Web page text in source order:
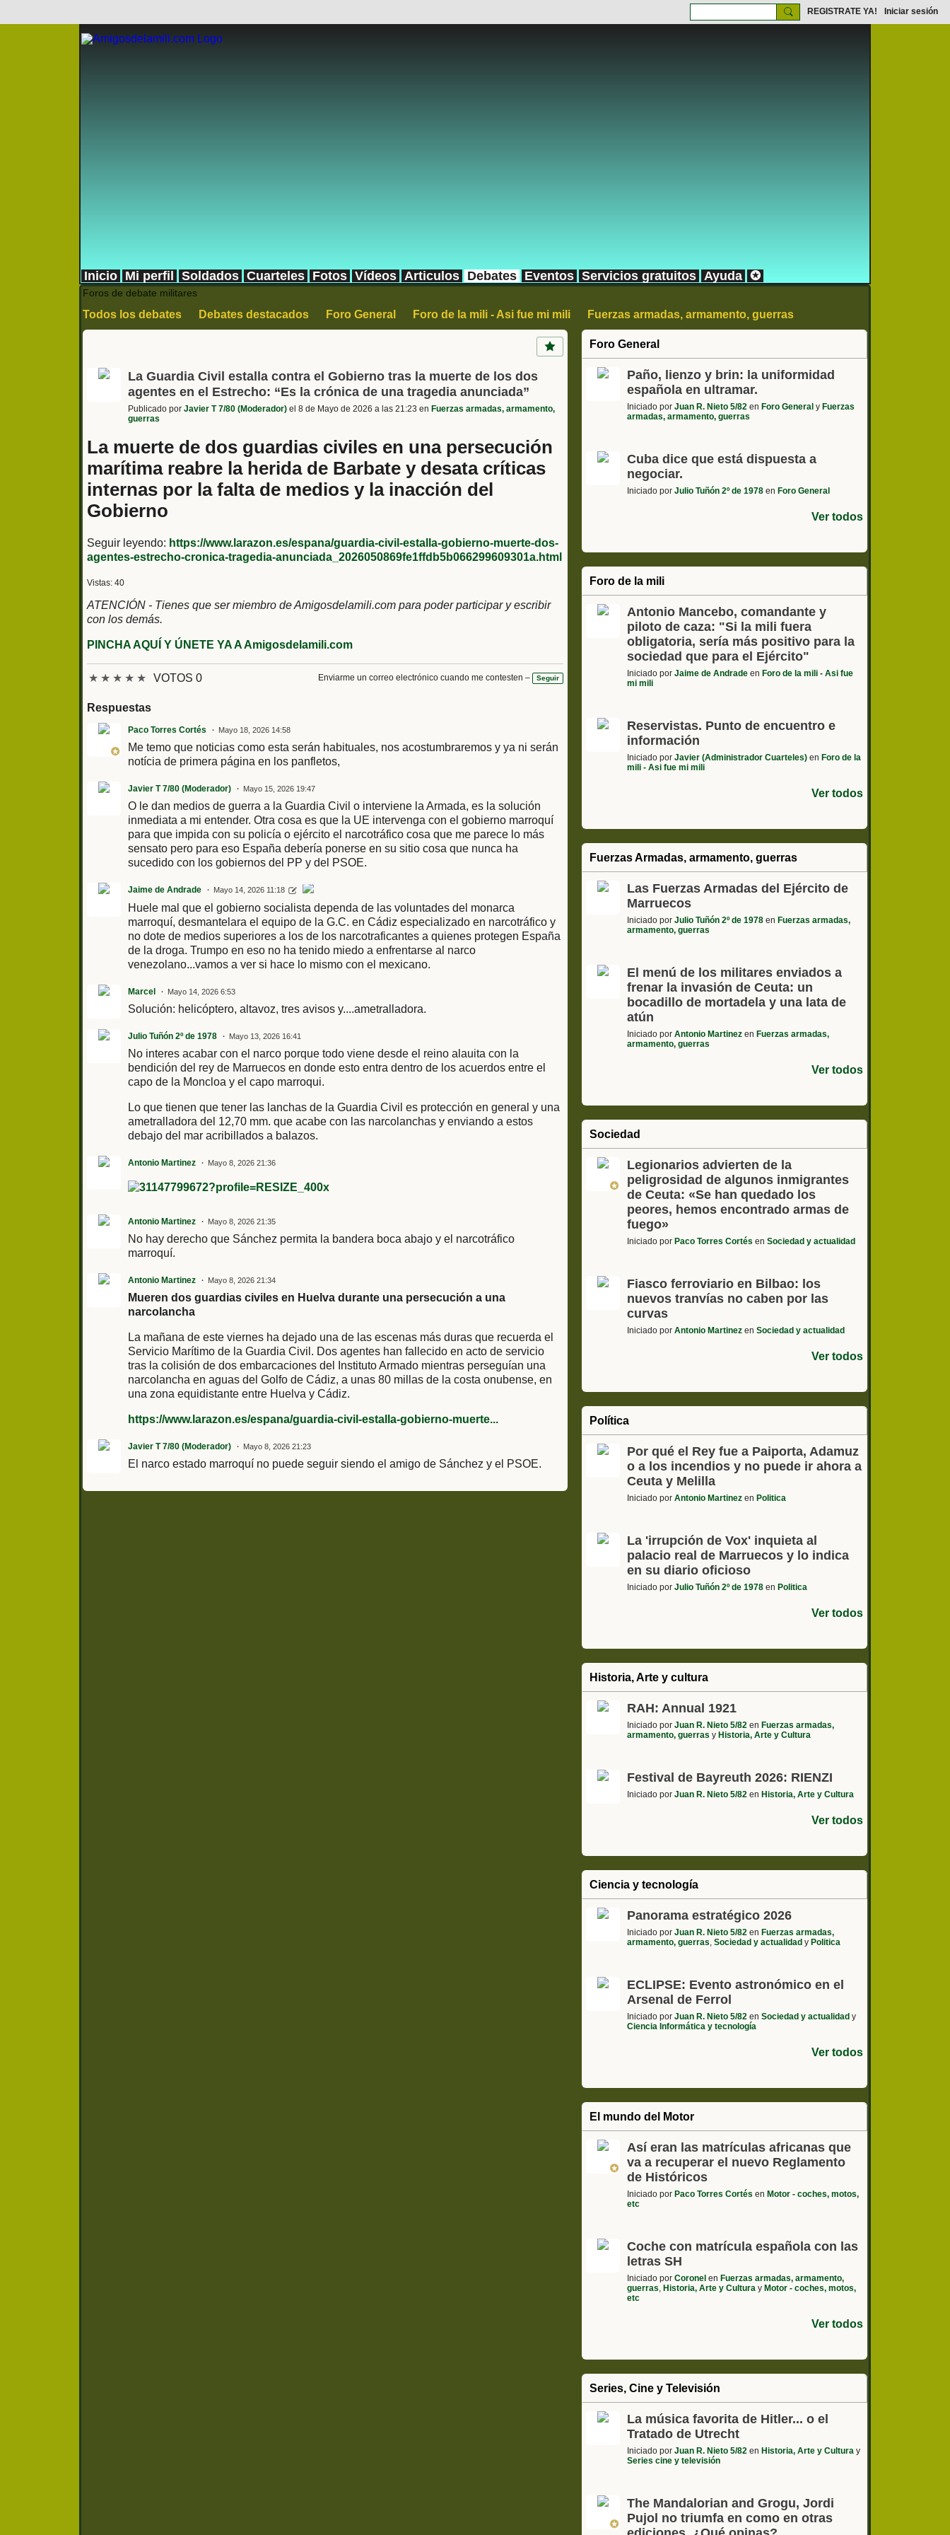
REGISTRATE YA! Iniciar sesión
Inicio Mi perfil Soldados Cuarteles Fotos Vídeos Articulos Debates Eventos Servicios gratuitos Ayuda ✪
Foros de debate militares
Todos los debates Debates destacados Foro General Foro de la mili - Asi fue mi mili
Fuerzas armadas, armamento, guerras
Sociedad y actualidad
Ciencia Informática y tecnología
Motor - coches, motos, etc
Cajon de sastre, Humor, Curiosidades
La Guardia Civil estalla contra el Gobierno tras la muerte de los dos
agentes en el Estrecho: “Es la crónica de una tragedia anunciada”
Publicado por Javier T 7/80 (Moderador) el 8 de Mayo de 2026 a las 21:23 en Fuerzas armadas, armamento,
guerras
La muerte de dos guardias civiles en una persecución
marítima reabre la herida de Barbate y desata críticas
internas por la falta de medios y la inacción del
Gobierno
Seguir leyendo: https://www.larazon.es/espana/guardia-civil-estalla-gobierno-muerte-dos-
agentes-estrecho-cronica-tragedia-anunciada_2026050869fe1ffdb5b066299609301a.html
Vistas: 40
ATENCIÓN - Tienes que ser miembro de Amigosdelamili.com para poder participar y escribir
con los demás.
PINCHA AQUÍ Y ÚNETE YA A Amigosdelamili.com
★ ★ ★ ★ ★ VOTOS 0 Enviarme un correo electrónico cuando me contesten – Seguir
Respuestas
Paco Torres Cortés Mayo 18, 2026 14:58
Me temo que noticias como esta serán habituales, nos acostumbraremos y ya ni serán
notícia de primera página en los panfletos,
Javier T 7/80 (Moderador) Mayo 15, 2026 19:47
O le dan medios de guerra a la Guardia Civil o interviene la Armada, es la solución
inmediata a mi entender. Otra cosa es que la UE intervenga con el gobierno marroquí
para que impida con su policía o ejército el narcotráfico cosa que me parece lo más
sensato pero para eso España debería ponerse en su sitio cosa que nunca ha
sucedido con los gobiernos del PP y del PSOE.
Jaime de Andrade Mayo 14, 2026 11:18
Huele mal que el gobierno socialista dependa de las voluntades del monarca
marroquí, desmantelara el equipo de la G.C. en Cádiz especializado en narcotráfico y
no dote de medios superiores a los de los narcotraficantes a quienes protegen España
de la droga. Trumpo en eso no ha tenido miedo a enfrentarse al narco
venezolano...vamos a ver si hace lo mismo con el mexicano.
Marcel Mayo 14, 2026 6:53
Solución: helicóptero, altavoz, tres avisos y....ametralladora.
Julio Tuñón 2º de 1978 Mayo 13, 2026 16:41
No interes acabar con el narco porque todo viene desde el reino alauita con la
bendición del rey de Marruecos en donde esto entra dentro de los acuerdos entre el
capo de la Moncloa y el capo marroqui.
Lo que tienen que tener las lanchas de la Guardia Civil es protección en general y una
ametralladora del 12,70 mm. que acabe con las narcolanchas y enviando a estos
debajo del mar acribillados a balazos.
Antonio Martinez Mayo 8, 2026 21:36
Antonio Martinez Mayo 8, 2026 21:35
No hay derecho que Sánchez permita la bandera boca abajo y el narcotráfico
marroquí.
Antonio Martinez Mayo 8, 2026 21:34
Mueren dos guardias civiles en Huelva durante una persecución a una
narcolancha
La mañana de este viernes ha dejado una de las escenas más duras que recuerda el
Servicio Marítimo de la Guardia Civil. Dos agentes han fallecido en acto de servicio
tras la colisión de dos embarcaciones del Instituto Armado mientras perseguían una
narcolancha en aguas del Golfo de Cádiz, a unas 80 millas de la costa onubense, en
una zona equidistante entre Huelva y Cádiz.
https://www.larazon.es/espana/guardia-civil-estalla-gobierno-muerte...
Javier T 7/80 (Moderador) Mayo 8, 2026 21:23
El narco estado marroquí no puede seguir siendo el amigo de Sánchez y el PSOE.
Foro General
Paño, lienzo y brin: la uniformidad
española en ultramar.
Iniciado porJuan R. Nieto 5/82 en Foro General y Fuerzas
armadas, armamento, guerras
Cuba dice que está dispuesta a
negociar.
Iniciado porJulio Tuñón 2º de 1978 en Foro General
Ver todos
Foro de la mili
Antonio Mancebo, comandante y
piloto de caza: "Si la mili fuera
obligatoria, sería más positivo para la
sociedad que para el Ejército"
Iniciado porJaime de Andrade en Foro de la mili - Asi fue
mi mili
Reservistas. Punto de encuentro e
información
Iniciado porJavier (Administrador Cuarteles) en Foro de la
mili - Asi fue mi mili
Ver todos
Fuerzas Armadas, armamento, guerras
Las Fuerzas Armadas del Ejército de
Marruecos
Iniciado porJulio Tuñón 2º de 1978 en Fuerzas armadas,
armamento, guerras
El menú de los militares enviados a
frenar la invasión de Ceuta: un
bocadillo de mortadela y una lata de
atún
Iniciado porAntonio Martinez en Fuerzas armadas,
armamento, guerras
Ver todos
Sociedad
Legionarios advierten de la
peligrosidad de algunos inmigrantes
de Ceuta: «Se han quedado los
peores, hemos encontrado armas de
fuego»
Iniciado por Paco Torres Cortés enSociedad y actualidad
Fiasco ferroviario en Bilbao: los
nuevos tranvías no caben por las
curvas
Iniciado porAntonio Martinez enSociedad y actualidad
Ver todos
Política
Por qué el Rey fue a Paiporta, Adamuz
o a los incendios y no puede ir ahora a
Ceuta y Melilla
Iniciado porAntonio Martinez en Politica
La 'irrupción de Vox' inquieta al
palacio real de Marruecos y lo indica
en su diario oficioso
Iniciado porJulio Tuñón 2º de 1978 en Politica
Ver todos
Historia, Arte y cultura
RAH: Annual 1921
Iniciado porJuan R. Nieto 5/82 en Fuerzas armadas,
armamento, guerras y Historia, Arte y Cultura
Festival de Bayreuth 2026: RIENZI
Iniciado porJuan R. Nieto 5/82 en Historia, Arte y Cultura
Ver todos
Ciencia y tecnología
Panorama estratégico 2026
Iniciado porJuan R. Nieto 5/82 en Fuerzas armadas,
armamento, guerras,Sociedad y actualidad y Politica
ECLIPSE: Evento astronómico en el
Arsenal de Ferrol
Iniciado porJuan R. Nieto 5/82 enSociedad y actualidad y
Ciencia Informática y tecnología
Ver todos
El mundo del Motor
Así eran las matrículas africanas que
va a recuperar el nuevo Reglamento
de Históricos
Iniciado por Paco Torres Cortés en Motor - coches, motos,
etc
Coche con matrícula española con las
letras SH
Iniciado porCoronel en Fuerzas armadas, armamento,
guerras, Historia, Arte y Cultura y Motor - coches, motos,
etc
Ver todos
Series, Cine y Televisión
La música favorita de Hitler... o el
Tratado de Utrecht
Iniciado porJuan R. Nieto 5/82 en Historia, Arte y Cultura y
Series cine y televisión
The Mandalorian and Grogu, Jordi
Pujol no triumfa en como en otras